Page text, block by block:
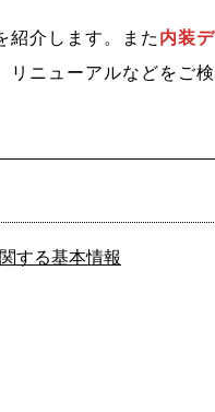
紹介します。また 内装
リニューアルなどをご
する基本情報